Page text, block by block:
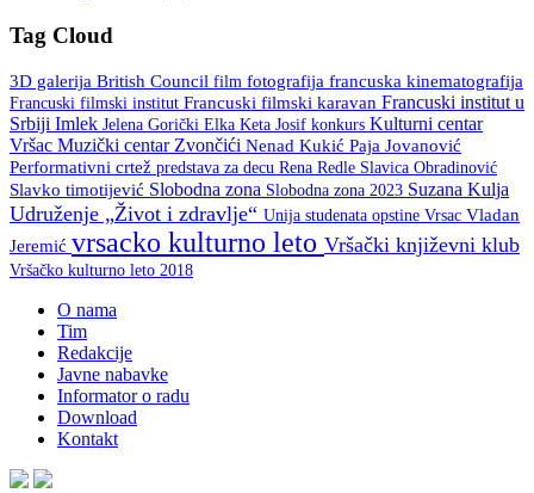
Tag Cloud
3D galerija British Council film fotografija francuska kinematografija
Francuski filmski institut Francuski filmski karavan Francuski institut u
Srbiji Imlek Jelena Gorički Elka Keta Josif konkurs Kulturni centar
Vršac Muzički centar Zvončići Nenad Kukić Paja Jovanović
Performativni crtež predstava za decu Rena Redle Slavica Obradinović
Slavko timotijević Slobodna zona Slobodna zona 2023 Suzana Kulja
Udruženje „Život i zdravlje“ Unija studenata opstine Vrsac Vladan
Jeremić vrsacko kulturno leto Vršački književni klub
Vršačko kulturno leto 2018
O nama
Tim
Redakcije
Javne nabavke
Informator o radu
Download
Kontakt